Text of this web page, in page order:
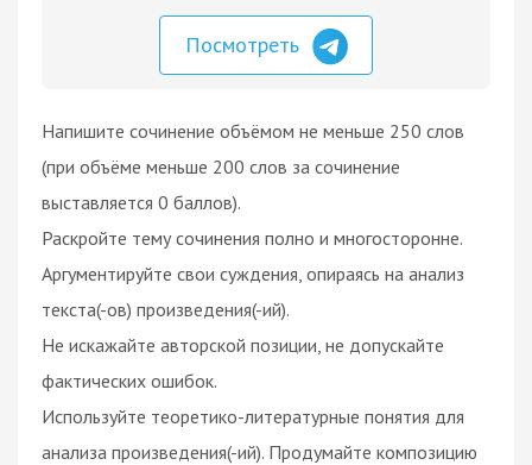
Посмотреть
Напишите сочинение объёмом не меньше 250 слов
(при объёме меньше 200 слов за сочинение
выставляется 0 баллов).
Раскройте тему сочинения полно и многосторонне.
Аргументируйте свои суждения, опираясь на анализ
текста(-ов) произведения(-ий).
Не искажайте авторской позиции, не допускайте
фактических ошибок.
Используйте теоретико-литературные понятия для
анализа произведения(-ий). Продумайте композицию